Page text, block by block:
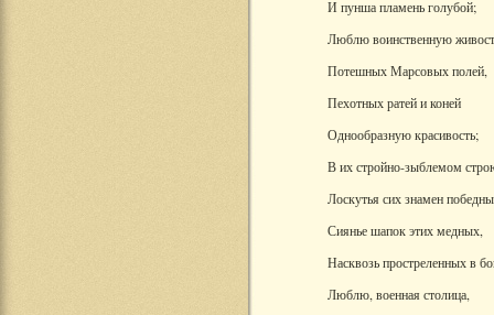
И пунша пламень голубой;
Люблю воинственную
Потешных Марсовых полей,
Пехотных ратей и коней
Однообразную красивость;
В их стройно-зыблемом
Лоскутья сих знамен
Сиянье шапок этих медных,
Насквозь простреленных в
Люблю, военная столица,